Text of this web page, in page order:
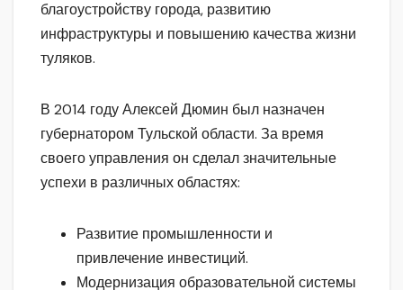
благоустройству города, развитию
инфраструктуры и повышению качества жизни
туляков.
В 2014 году Алексей Дюмин был назначен
губернатором Тульской области. За время
своего управления он сделал значительные
успехи в различных областях:
Развитие промышленности и
привлечение инвестиций.
Модернизация образовательной системы